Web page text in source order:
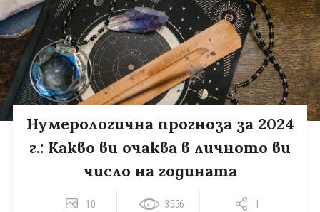
Нумерологична прогноза за 2024
г.: Какво ви очаква в личното ви
число на годината
10 3556 1